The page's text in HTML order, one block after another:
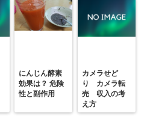
にんじん酵素
効果は？ 危険
性と副作用
カメラせど
り カメラ転
売 収入の考
え方